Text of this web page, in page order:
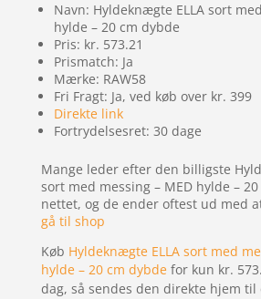
Navn: Hyldeknægte ELLA sort
hylde – 20 cm dybde
Pris: kr. 573.21
Prismatch: Ja
Mærke: RAW58
Fri Fragt: Ja, ved køb over kr. 399
Direkte link
Fortrydelsesret: 30 dage
Mange leder efter den billigste
sort med messing – MED hylde –
nettet, og de ender oftest ud med
gå til shop
Køb Hyldeknægte ELLA sort med
hylde – 20 cm dybdefor kun kr.
dag, så sendes den direkte hjem til